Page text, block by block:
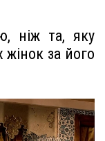
ніж та, яку
жінок за його